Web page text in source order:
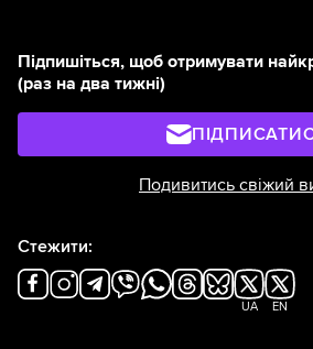
Підпишіться, щоб отримувати
(раз на два тижні)
Подивитись свіжий
Стежити:
UA EN